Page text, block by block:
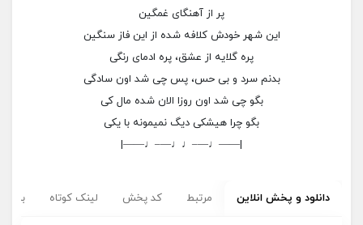
پر از آهنگای غمگین
این شهر خودش کلافه شده از این فاز سنگین
پره گلایه از عشق، پره ادمای رنگی
بدنم سرد و بی حس، پس چی شد اون سادگی
بگو چی شد اون روزا الان شده مال کی
بگو چرا هیشکی دیگ نمیمونه با یکی
|——♩—–♩♩—–♩——|
دانلود و پخش انلاین مرتبط کد پخش لینک کوتاه